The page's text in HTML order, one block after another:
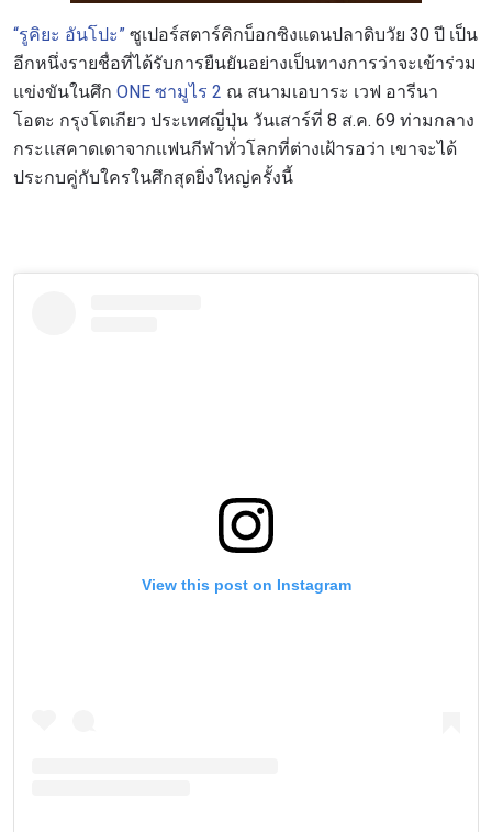
“รูคิยะ อันโปะ” ซูเปอร์สตาร์คิกบ็อกซิงแดนปลาดิบวัย 30 ปี เป็น
อีกหนึ่งรายชื่อที่ได้รับการยืนยันอย่างเป็นทางการว่าจะเข้าร่วม
แข่งขันในศึก ONE ซามูไร 2 ณ สนามเอบาระ เวฟ อารีนา
โอตะ กรุงโตเกียว ประเทศญี่ปุ่น วันเสาร์ที่ 8 ส.ค. 69 ท่ามกลาง
กระแสคาดเดาจากแฟนกีฬาทั่วโลกที่ต่างเฝ้ารอว่า เขาจะได้
ประกบคู่กับใครในศึกสุดยิ่งใหญ่ครั้งนี้
View this post on Instagram